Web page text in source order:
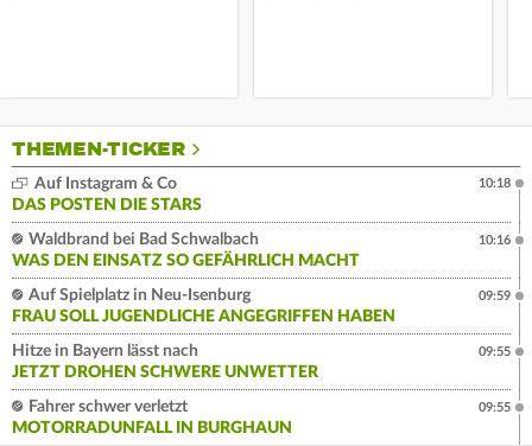
THEMEN-TICKER
Auf Instagram & Co
DAS POSTEN DIE STARS
10:18
Waldbrand bei Bad Schwalbach
WAS DEN EINSATZ SO GEFÄHRLICH MACHT
10:16
Auf Spielplatz in Neu-Isenburg
FRAU SOLL JUGENDLICHE ANGEGRIFFEN HABEN
09:59
Hitze in Bayern lässt nach
JETZT DROHEN SCHWERE UNWETTER
09:55
Fahrer schwer verletzt
MOTORRADUNFALL IN BURGHAUN
09:55